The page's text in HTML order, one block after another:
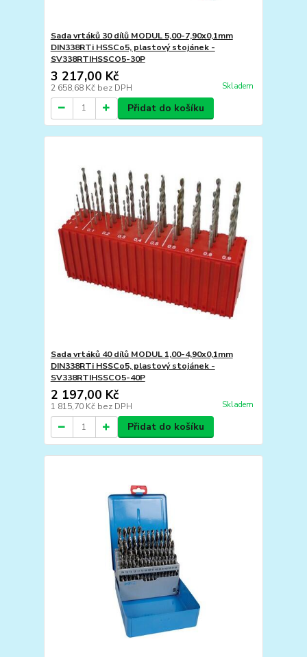
Sada vrtáků 30 dílů MODUL 5,00-7,90x0,1mm
DIN338RTi HSSCo5, plastový stojánek -
SV338RTIHSSCO5-30P
3 217,00 Kč
2 658,68 Kč bez DPH Skladem
Přidat do košíku
Sada vrtáků 40 dílů MODUL 1,00-4,90x0,1mm
DIN338RTi HSSCo5, plastový stojánek -
SV338RTIHSSCO5-40P
2 197,00 Kč
1 815,70 Kč bez DPH Skladem
Přidat do košíku